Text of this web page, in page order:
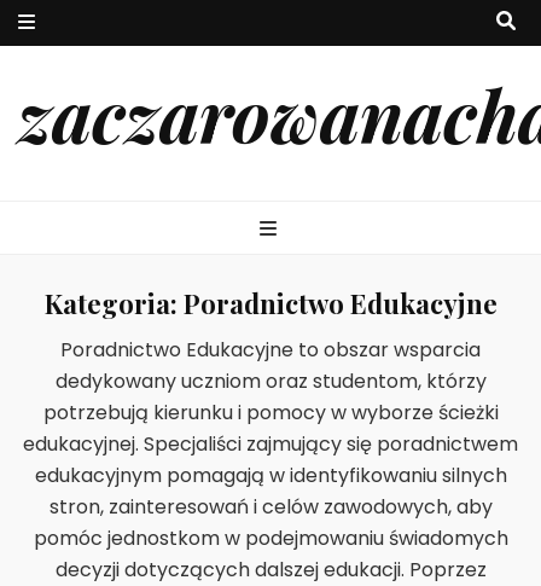
Kategoria: Poradnictwo Edukacyjne
Poradnictwo Edukacyjne to obszar wsparcia
dedykowany uczniom oraz studentom, którzy
potrzebują kierunku i pomocy w wyborze ścieżki
edukacyjnej. Specjaliści zajmujący się poradnictwem
edukacyjnym pomagają w identyfikowaniu silnych
stron, zainteresowań i celów zawodowych, aby
pomóc jednostkom w podejmowaniu świadomych
decyzji dotyczących dalszej edukacji. Poprzez